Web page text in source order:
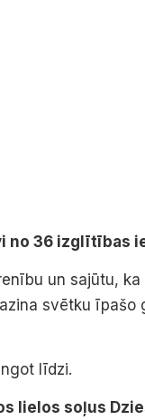
no 36 izglītības
un sajūtu, ka
svētku īpašo
līdzi.
lielos soļus